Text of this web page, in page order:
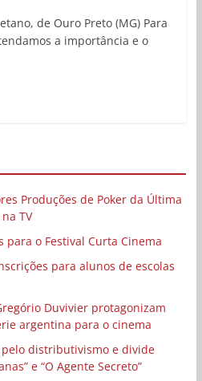
de Ouro Preto (MG) Para
a importância e o
Produções de Poker da Última
TV
para o Festival Curta Cinema
para alunos de escolas
Duvivier protagonizam
argentina para o cinema
distributivismo e divide
e “O Agente Secreto”